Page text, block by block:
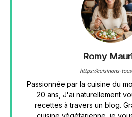
Romy
https://cuisinons-
Passionnée par la cuisine du
20 ans, J'ai naturellement
recettes à travers un blog.
cuisine végétarienne, je